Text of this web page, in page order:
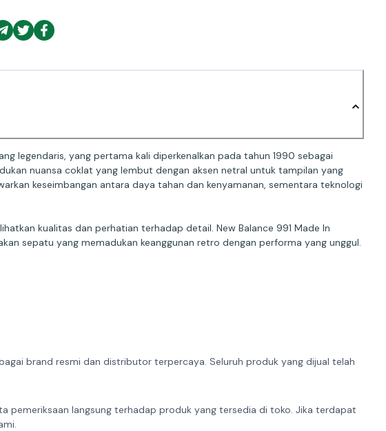
legendaris, yang pertama kali diperkenalkan pada tahun 1990 sebagai
nuansa coklat yang lembut dengan aksen netral untuk tampilan yang
keseimbangan antara daya tahan dan kenyamanan, sementara teknologi
kualitas dan perhatian terhadap detail. New Balance 991 Made In
sepatu yang memadukan keanggunan retro dengan performa yang unggul.
brand resmi dan distributor terpercaya. Seluruh produk yang dijual telah
pemeriksaan langsung terhadap produk yang tersedia di toko. Jika terdapat